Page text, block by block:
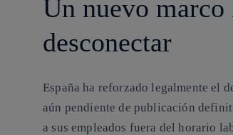
Un nuevo
desconectar
España ha reforzado legalmente el
aún pendiente de publicación
a sus empleados fuera del horario